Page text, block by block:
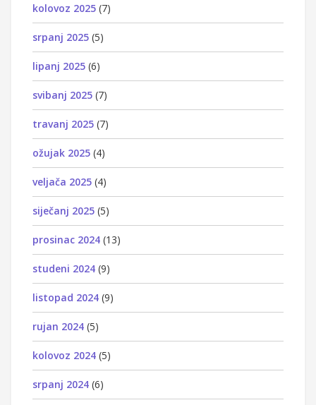
kolovoz 2025 (7)
srpanj 2025 (5)
lipanj 2025 (6)
svibanj 2025 (7)
travanj 2025 (7)
ožujak 2025 (4)
veljača 2025 (4)
siječanj 2025 (5)
prosinac 2024 (13)
studeni 2024 (9)
listopad 2024 (9)
rujan 2024 (5)
kolovoz 2024 (5)
srpanj 2024 (6)